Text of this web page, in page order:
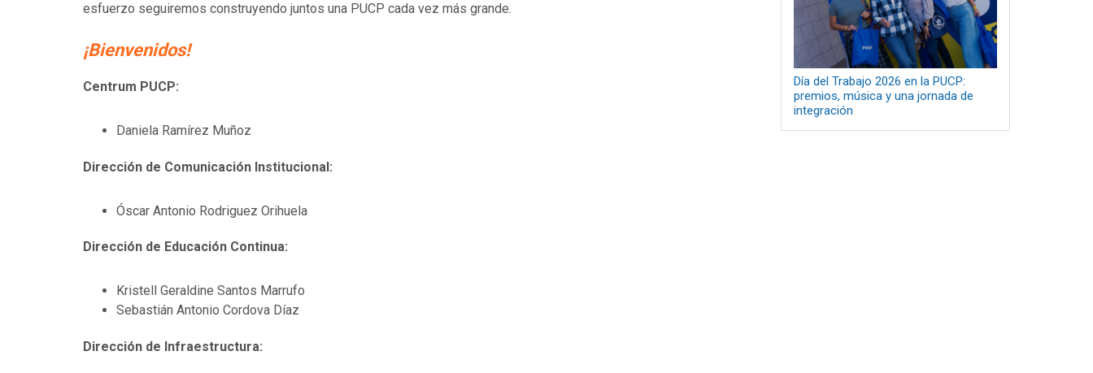
esfuerzo seguiremos construyendo juntos una PUCP cada vez más grande.
¡Bienvenidos!
Centrum PUCP:
Daniela Ramírez Muñoz
Dirección de Comunicación Institucional:
Óscar Antonio Rodriguez Orihuela
Dirección de Educación Continua:
Kristell Geraldine Santos Marrufo
Sebastián Antonio Cordova Díaz
Dirección de Infraestructura:
Día del Trabajo 2026 en la PUCP:
premios, música y una jornada de
integración